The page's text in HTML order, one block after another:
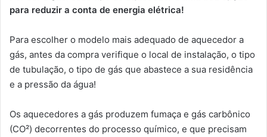
para reduzir a conta de energia elétrica!
Para escolher o modelo mais adequado de aquecedor a
gás, antes da compra verifique o local de instalação, o tipo
de tubulação, o tipo de gás que abastece a sua residência
e a pressão da água!
Os aquecedores a gás produzem fumaça e gás carbônico
(CO²) decorrentes do processo químico, e que precisam